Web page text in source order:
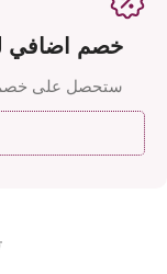
خصم اضافي
ستحصل على خصم اضافي قدره